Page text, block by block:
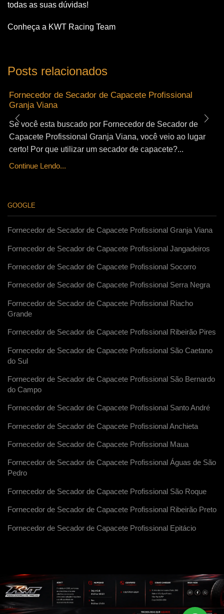
todas as suas dúvidas!
Conheça a KWT Racing Team
Posts relacionados
Fornecedor de Secador de Capacete Profissional
Granja Viana
Se você esta buscado por Fornecedor de Secador de
Capacete Profissional Granja Viana, você veio ao lugar
certo! Por que utilizar um secador de capacete?...
Continue Lendo...
GOOGLE
Fornecedor de Secador de Capacete Profissional Granja Viana
Fornecedor de Secador de Capacete Profissional Jangadeiros
Fornecedor de Secador de Capacete Profissional Socorro
Fornecedor de Secador de Capacete Profissional Serra Negra
Fornecedor de Secador de Capacete Profissional Riacho
Grande
Fornecedor de Secador de Capacete Profissional Ribeirão Pires
Fornecedor de Secador de Capacete Profissional São Caetano
do Sul
Fornecedor de Secador de Capacete Profissional São Bernardo
do Campo
Fornecedor de Secador de Capacete Profissional Santo André
Fornecedor de Secador de Capacete Profissional Anchieta
Fornecedor de Secador de Capacete Profissional Maua
Fornecedor de Secador de Capacete Profissional Águas de São
Pedro
Fornecedor de Secador de Capacete Profissional São Roque
Fornecedor de Secador de Capacete Profissional Ribeirão Preto
Fornecedor de Secador de Capacete Profissional Epitácio